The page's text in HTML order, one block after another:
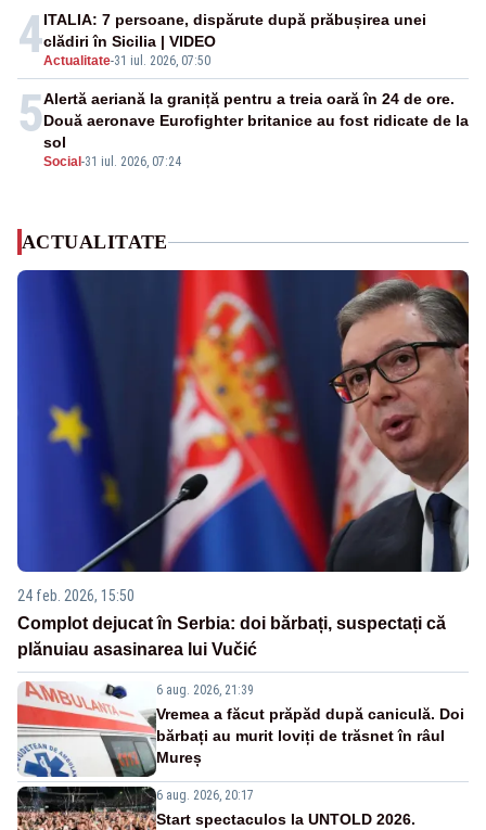
4Actualitate-31 iul. 2026, 07:50
ITALIA: 7 persoane, dispărute după prăbușirea unei
clădiri în Sicilia | VIDEO
5
Social -31 iul. 2026, 07:24
Alertă aeriană la graniță pentru a treia oară în 24 de ore.
Două aeronave Eurofighter britanice au fost ridicate de la
sol
ACTUALITATE
24 feb. 2026, 15:50
Complot dejucat în Serbia: doi bărbați, suspectați că
plănuiau asasinarea lui Vučić
6 aug. 2026, 21:39
Vremea a făcut prăpăd după caniculă. Doi
bărbați au murit loviți de trăsnet în râul
Mureș
6 aug. 2026, 20:17
Start spectaculos la UNTOLD 2026.